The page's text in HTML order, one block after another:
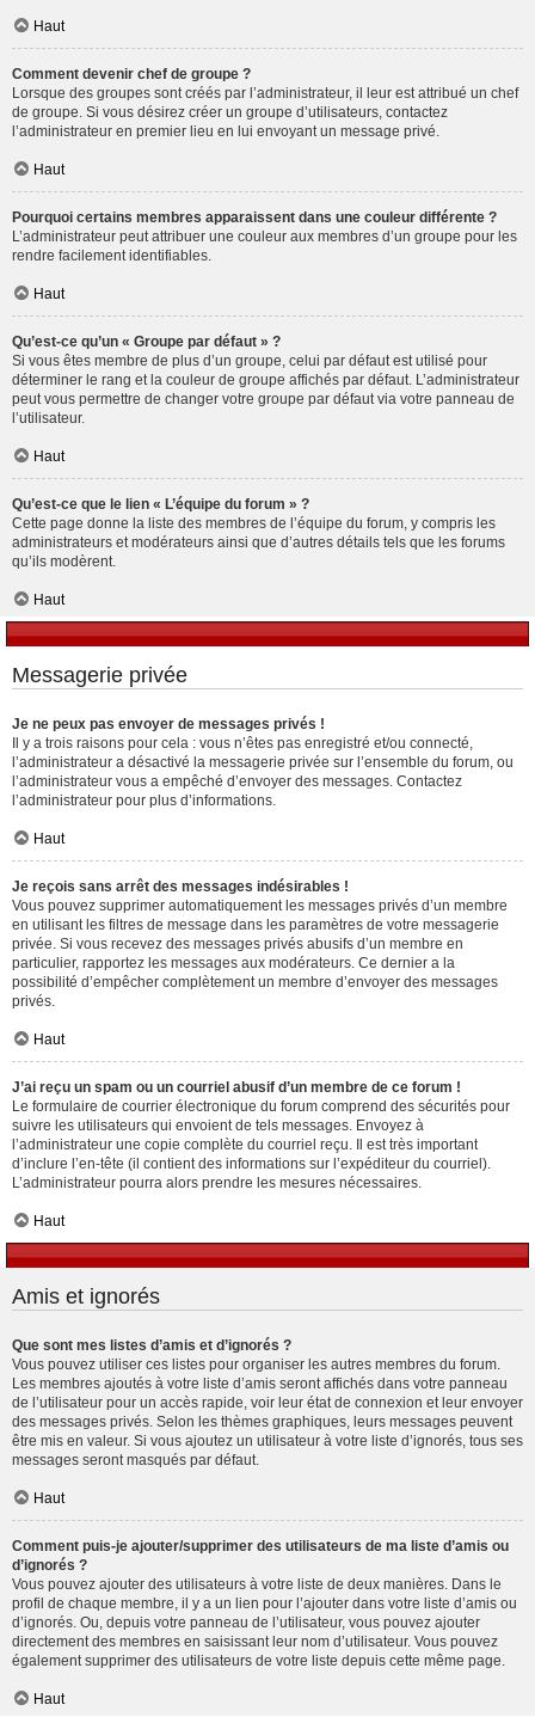
Haut
Comment devenir chef de groupe ?
Lorsque des groupes sont créés par l’administrateur, il leur est attribué un chef
de groupe. Si vous désirez créer un groupe d’utilisateurs, contactez
l’administrateur en premier lieu en lui envoyant un message privé.
Haut
Pourquoi certains membres apparaissent dans une couleur différente ?
L’administrateur peut attribuer une couleur aux membres d’un groupe pour les
rendre facilement identifiables.
Haut
Qu’est-ce qu’un « Groupe par défaut » ?
Si vous êtes membre de plus d’un groupe, celui par défaut est utilisé pour
déterminer le rang et la couleur de groupe affichés par défaut. L’administrateur
peut vous permettre de changer votre groupe par défaut via votre panneau de
l’utilisateur.
Haut
Qu’est-ce que le lien « L’équipe du forum » ?
Cette page donne la liste des membres de l’équipe du forum, y compris les
administrateurs et modérateurs ainsi que d’autres détails tels que les forums
qu’ils modèrent.
Haut
Messagerie privée
Je ne peux pas envoyer de messages privés !
Il y a trois raisons pour cela : vous n’êtes pas enregistré et/ou connecté,
l’administrateur a désactivé la messagerie privée sur l’ensemble du forum, ou
l’administrateur vous a empêché d’envoyer des messages. Contactez
l’administrateur pour plus d’informations.
Haut
Je reçois sans arrêt des messages indésirables !
Vous pouvez supprimer automatiquement les messages privés d’un membre
en utilisant les filtres de message dans les paramètres de votre messagerie
privée. Si vous recevez des messages privés abusifs d’un membre en
particulier, rapportez les messages aux modérateurs. Ce dernier a la
possibilité d’empêcher complètement un membre d’envoyer des messages
privés.
Haut
J’ai reçu un spam ou un courriel abusif d’un membre de ce forum !
Le formulaire de courrier électronique du forum comprend des sécurités pour
suivre les utilisateurs qui envoient de tels messages. Envoyez à
l’administrateur une copie complète du courriel reçu. Il est très important
d’inclure l’en-tête (il contient des informations sur l’expéditeur du courriel).
L’administrateur pourra alors prendre les mesures nécessaires.
Haut
Amis et ignorés
Que sont mes listes d’amis et d’ignorés ?
Vous pouvez utiliser ces listes pour organiser les autres membres du forum.
Les membres ajoutés à votre liste d’amis seront affichés dans votre panneau
de l’utilisateur pour un accès rapide, voir leur état de connexion et leur envoyer
des messages privés. Selon les thèmes graphiques, leurs messages peuvent
être mis en valeur. Si vous ajoutez un utilisateur à votre liste d’ignorés, tous ses
messages seront masqués par défaut.
Haut
Comment puis-je ajouter/supprimer des utilisateurs de ma liste d’amis ou
d’ignorés ?
Vous pouvez ajouter des utilisateurs à votre liste de deux manières. Dans le
profil de chaque membre, il y a un lien pour l’ajouter dans votre liste d’amis ou
d’ignorés. Ou, depuis votre panneau de l’utilisateur, vous pouvez ajouter
directement des membres en saisissant leur nom d’utilisateur. Vous pouvez
également supprimer des utilisateurs de votre liste depuis cette même page.
Haut